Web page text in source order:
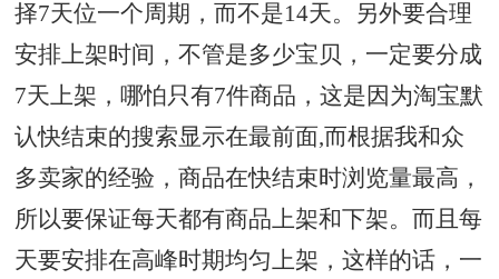
择7天位一个周期，而不是14天。另外要合理
安排上架时间，不管是多少宝贝，一定要分成
7天上架，哪怕只有7件商品，这是因为淘宝默
认快结束的搜索显示在最前面,而根据我和众
多卖家的经验，商品在快结束时浏览量最高，
所以要保证每天都有商品上架和下架。而且每
天要安排在高峰时期均匀上架，这样的话，一